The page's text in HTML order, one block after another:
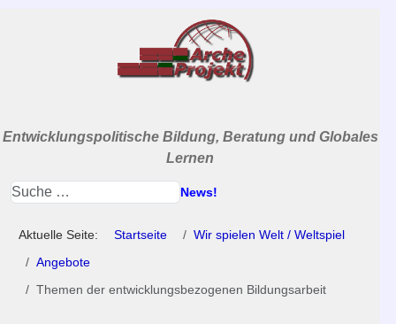
Entwicklungspolitische Bildung, Beratung und Globales
Lernen
News!
Aktuelle Seite: Startseite
Wir spielen Welt / Weltspiel
Angebote
Themen der entwicklungsbezogenen Bildungsarbeit